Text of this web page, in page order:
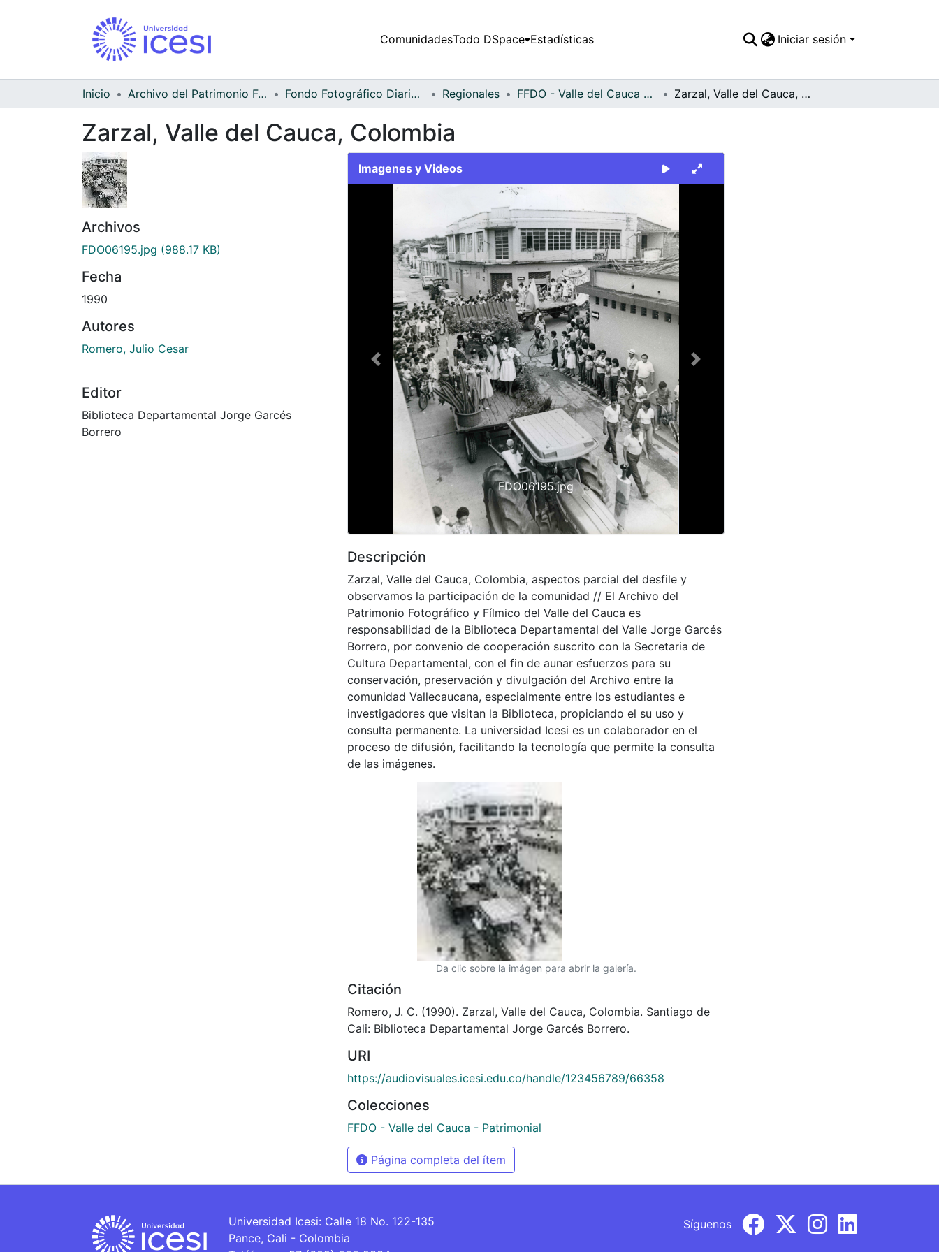
ComunidadesTodo DSpace Estadísticas Iniciar sesión
Inicio Archivo del Patrimonio Fotográfico y Fílmico del Valle del Cauca Fondo Fotográfico Diario Occidente Regionales FFDO - Valle del Cauca - Patrimonial Zarzal, Valle del Cauca, Colombia
Zarzal, Valle del Cauca, Colombia
Archivos
FDO06195.jpg (988.17 KB)
Fecha
1990
Autores
Romero, Julio Cesar
Editor
Biblioteca Departamental Jorge Garcés
Borrero
Imagenes y Videos
FDO06195.jpg
Previous Next
Descripción
Zarzal, Valle del Cauca, Colombia, aspectos parcial del desfile y
observamos la participación de la comunidad // El Archivo del
Patrimonio Fotográfico y Fílmico del Valle del Cauca es
responsabilidad de la Biblioteca Departamental del Valle Jorge Garcés
Borrero, por convenio de cooperación suscrito con la Secretaria de
Cultura Departamental, con el fin de aunar esfuerzos para su
conservación, preservación y divulgación del Archivo entre la
comunidad Vallecaucana, especialmente entre los estudiantes e
investigadores que visitan la Biblioteca, propiciando el su uso y
consulta permanente. La universidad Icesi es un colaborador en el
proceso de difusión, facilitando la tecnología que permite la consulta
de las imágenes.
Da clic sobre la imágen para abrir la galería.
Citación
Romero, J. C. (1990). Zarzal, Valle del Cauca, Colombia. Santiago de
Cali: Biblioteca Departamental Jorge Garcés Borrero.
URI
https://audiovisuales.icesi.edu.co/handle/123456789/66358
Colecciones
FFDO - Valle del Cauca - Patrimonial
Página completa del ítem
Universidad Icesi: Calle 18 No. 122-135
Pance, Cali - Colombia
Síguenos